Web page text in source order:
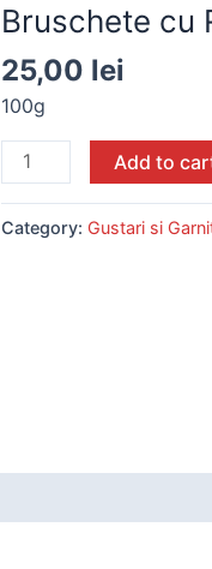
Bruschete cu
25,00 lei
100g
Add to
Category: Gustari si